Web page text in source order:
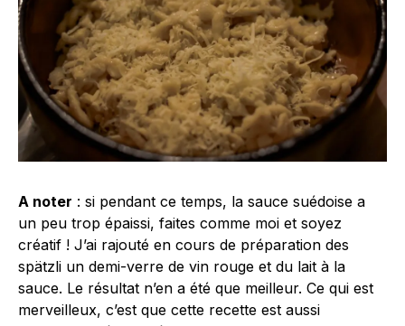
A noter : si pendant ce temps, la sauce suédoise a
un peu trop épaissi, faites comme moi et soyez
créatif ! J’ai rajouté en cours de préparation des
spätzli un demi-verre de vin rouge et du lait à la
sauce. Le résultat n’en a été que meilleur. Ce qui est
merveilleux, c’est que cette recette est aussi